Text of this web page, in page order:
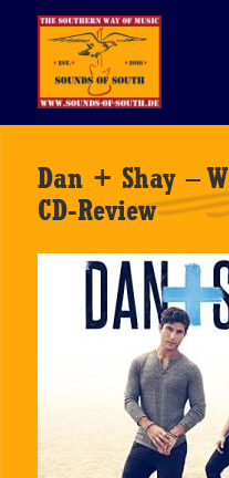
Dan + Shay –
CD-Review